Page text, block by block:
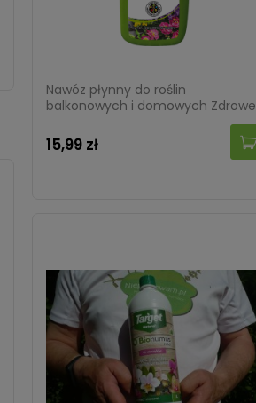
Nawóz płynny do roślin
balkonowych i domowych Zdrowe
15,99 zł